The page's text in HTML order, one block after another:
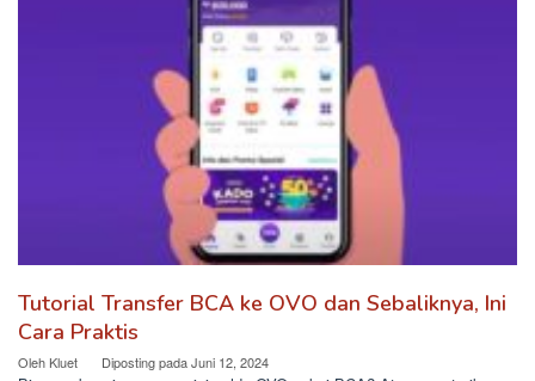
Tutorial Transfer BCA ke OVO dan Sebaliknya, Ini
Cara Praktis
Oleh Kluet Diposting padaJuni 12, 2024